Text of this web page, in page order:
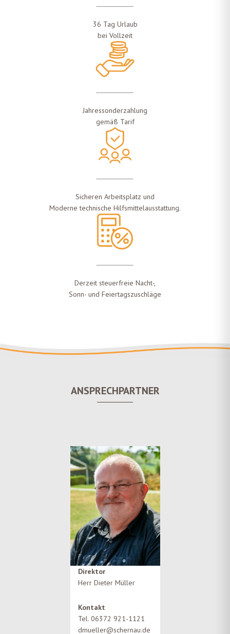
36 Tag Urlaub
bei Vollzeit
Jahressonderzahlung
gemäß Tarif
Sicheren Arbeitsplatz und
Moderne technische Hilfsmittelausstattung.
Derzeit steuerfreie Nacht-,
Sonn- und Feiertagszuschläge
ANSPRECHPARTNER
Direktor
Herr Dieter Müller
Kontakt
Tel. 06372 921-1121
dmueller@schernau.de